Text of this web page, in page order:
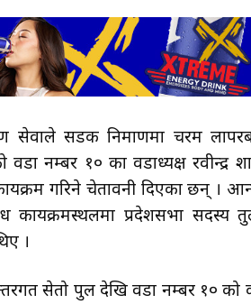
सेवाले सडक निर्माणमा चरम
नम्बर १० का वडाध्यक्ष रवीन्द्र
गरिने चेतावनी दिएका छन् ।
प्रदेशसभा सदस्य
।
सेतो पुल देखि वडा नम्बर १० को